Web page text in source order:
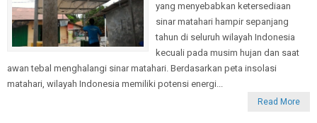
yang menyebabkan ketersediaan
sinar matahari hampir sepanjang
tahun di seluruh wilayah Indonesia
kecuali pada musim hujan dan saat
awan tebal menghalangi sinar matahari. Berdasarkan peta insolasi
matahari, wilayah Indonesia memiliki potensi energi...
Read More